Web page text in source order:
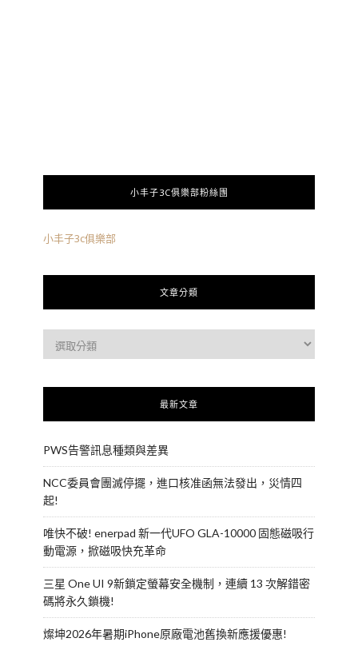
小丰子3C俱樂部粉絲團
小丰子3c俱樂部
文章分類
最新文章
PWS告警訊息種類與差異
NCC委員會團滅停擺，進口核准函無法發出，災情四
起!
唯快不破! enerpad 新一代UFO GLA-10000 固態磁吸行
動電源，掀磁吸快充革命
三星 One UI 9新鎖定螢幕安全機制，連續 13 次解錯密
碼將永久鎖機!
燦坤2026年暑期iPhone原廠電池舊換新應援優惠!